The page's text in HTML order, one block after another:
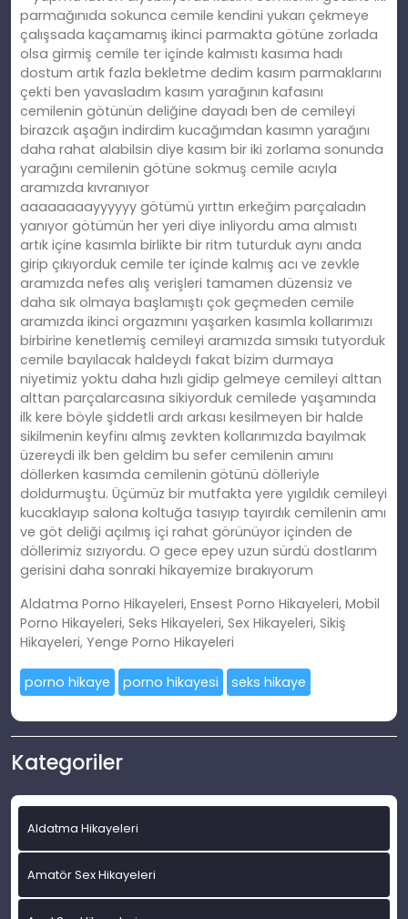
parmağınıda sokunca cemile kendini yukarı çekmeye
çalışsada kaçamamış ikinci parmakta götüne zorlada
olsa girmiş cemile ter içinde kalmıstı kasıma hadı
dostum artık fazla bekletme dedim kasım parmaklarını
çekti ben yavasladım kasım yarağının kafasını
cemilenin götünün deliğine dayadı ben de cemileyi
birazcık aşağın indirdim kucağımdan kasımn yarağını
daha rahat alabilsin diye kasım bir iki zorlama sonunda
yarağını cemilenin götüne sokmuş cemile acıyla
aramızda kıvranıyor
aaaaaaaayyyyyy götümü yırttın erkeğim parçaladın
yanıyor götümün her yeri diye inliyordu ama almıstı
artık içine kasımla birlikte bir ritm tuturduk aynı anda
girip çıkıyorduk cemile ter içinde kalmış acı ve zevkle
aramızda nefes alış verişleri tamamen düzensiz ve
daha sık olmaya başlamıştı çok geçmeden cemile
aramızda ikinci orgazmını yaşarken kasımla kollarımızı
birbirine kenetlemiş cemileyi aramızda sımsıkı tutyorduk
cemile bayılacak haldeydı fakat bizim durmaya
niyetimiz yoktu daha hızlı gidip gelmeye cemileyi alttan
alttan parçalarcasına sikiyorduk cemilede yaşamında
ilk kere böyle şiddetli ardı arkası kesilmeyen bir halde
sikilmenin keyfinı almış zevkten kollarımızda bayılmak
üzereydi ilk ben geldim bu sefer cemilenin amını
döllerken kasımda cemilenin götünü dölleriyle
doldurmuştu. Üçümüz bir mutfakta yere yıgıldık cemileyi
kucaklayıp salona koltuğa tasıyıp tayırdık cemilenin amı
ve göt deliği açılmış içi rahat görünüyor içinden de
döllerimiz sızıyordu. O gece epey uzun sürdü dostlarım
gerisini daha sonraki hikayemize bırakıyorum
Aldatma Porno Hikayeleri, Ensest Porno Hikayeleri, Mobil
Porno Hikayeleri, Seks Hikayeleri, Sex Hikayeleri, Sikiş
Hikayeleri, Yenge Porno Hikayeleri
porno hikaye porno hikayesi seks hikaye
Kategoriler
Aldatma Hikayeleri
Amatör Sex Hikayeleri